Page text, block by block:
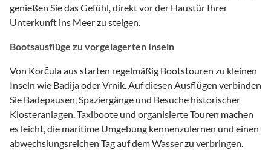
genießen Sie das Gefühl, direkt vor der Haustür Ihrer
Unterkunft ins Meer zu steigen.
Bootsausflüge zu vorgelagerten Inseln
Von Korčula aus starten regelmäßig Bootstouren zu kleinen
Inseln wie Badija oder Vrnik. Auf diesen Ausflügen verbinden
Sie Badepausen, Spaziergänge und Besuche historischer
Klosteranlagen. Taxiboote und organisierte Touren machen
es leicht, die maritime Umgebung kennenzulernen und einen
abwechslungsreichen Tag auf dem Wasser zu verbringen.